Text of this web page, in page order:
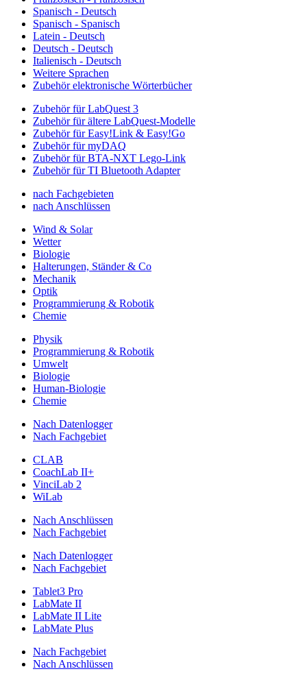
Spanisch - Deutsch
Spanisch - Spanisch
Latein - Deutsch
Deutsch - Deutsch
Italienisch - Deutsch
Weitere Sprachen
Zubehör elektronische Wörterbücher
Zubehör für LabQuest 3
Zubehör für ältere LabQuest-Modelle
Zubehör für Easy!Link & Easy!Go
Zubehör für myDAQ
Zubehör für BTA-NXT Lego-Link
Zubehör für TI Bluetooth Adapter
nach Fachgebieten
nach Anschlüssen
Wind & Solar
Wetter
Biologie
Halterungen, Ständer & Co
Mechanik
Optik
Programmierung & Robotik
Chemie
Physik
Programmierung & Robotik
Umwelt
Biologie
Human-Biologie
Chemie
Nach Datenlogger
Nach Fachgebiet
CLAB
CoachLab II+
VinciLab 2
WiLab
Nach Anschlüssen
Nach Fachgebiet
Nach Datenlogger
Nach Fachgebiet
Tablet3 Pro
LabMate II
LabMate II Lite
LabMate Plus
Nach Fachgebiet
Nach Anschlüssen